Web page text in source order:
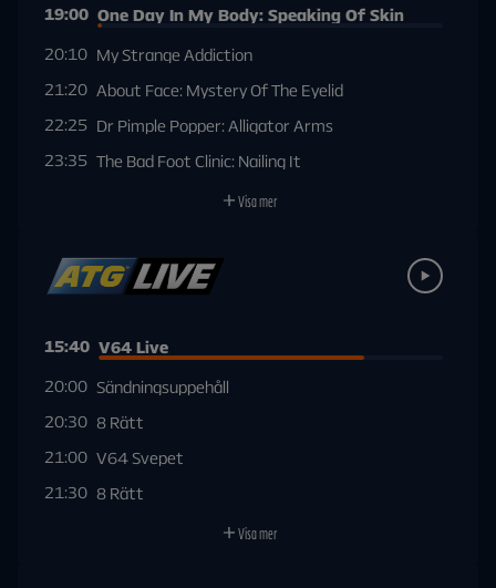
19:00 One Day In My Body: Speaking Of Skin
20:10 My Strange Addiction
21:20 About Face: Mystery Of The Eyelid
22:25 Dr Pimple Popper: Alligator Arms
23:35 The Bad Foot Clinic: Nailing It
Visa mer
15:40 V64 Live
20:00 Sändningsuppehåll
20:30 8 Rätt
21:00 V64 Svepet
21:30 8 Rätt
Visa mer